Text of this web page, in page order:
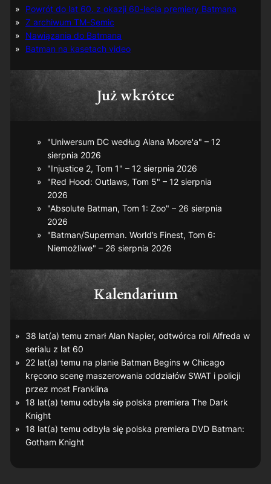
Powrót do lat 60. z okazji 60-lecia premiery Batmana
Z archiwum TM-Semic
Nawiązania do Batmana
Batman na kasetach video
Już wkrótce
"Uniwersum DC według Alana Moore'a" – 12
sierpnia 2026
"Injustice 2, Tom 1" – 12 sierpnia 2026
"Red Hood: Outlaws, Tom 5" – 12 sierpnia
2026
"Absolute Batman, Tom 1: Zoo" – 26 sierpnia
2026
"Batman/Superman. World’s Finest, Tom 6:
Niemożliwe" – 26 sierpnia 2026
Kalendarium
38 lat(a) temu zmarł Alan Napier, odtwórca roli Alfreda w
serialu z lat 60
22 lat(a) temu na planie Batman Beginsw Chicago
kręcono scenę maszerowania oddziałów SWAT i policji
przez most Franklina
18 lat(a) temu odbyła się polska premiera The Dark
Knight
18 lat(a) temu odbyła się polska premiera DVD Batman:
Gotham Knight